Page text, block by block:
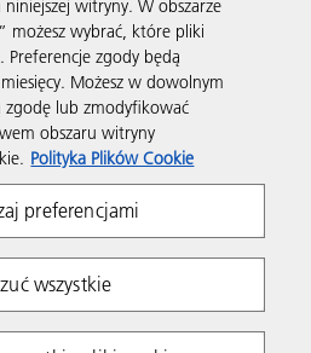
korzystania z witryny
Modern Slavery Act
niniejszej witryny. W obszarze
możesz wybrać, które pliki
Preferencje zgody będą
Możesz w dowolnym
zgodę lub zmodyfikować
obszaru witryny
Polityka Plików Cookie
preferencjami
wszystkie